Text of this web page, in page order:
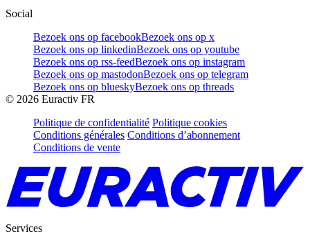
Social
Bezoek ons op facebookBezoek ons op x
Bezoek ons op linkedinBezoek ons op youtube
Bezoek ons op rss-feedBezoek ons op instagram
Bezoek ons op mastodonBezoek ons op telegram
Bezoek ons op blueskyBezoek ons op threads
© 2026 Euractiv FR
Politique de confidentialité Politique cookies
Conditions générales Conditions d’abonnement
Conditions de vente
Services